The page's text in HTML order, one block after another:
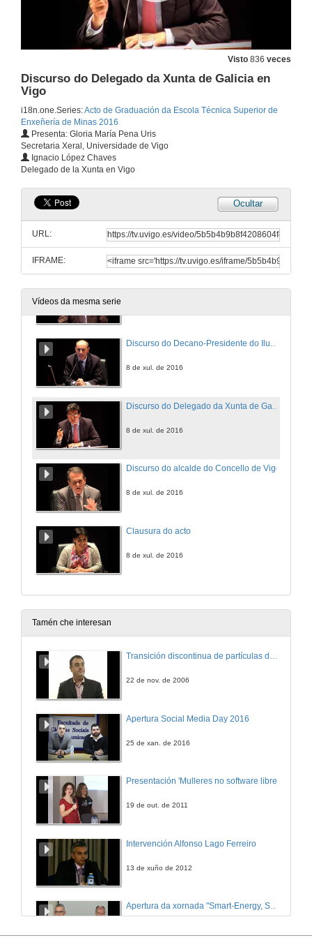
Visto 836 veces
Discurso do Delegado da Xunta de Galicia en
Vigo
i18n.one.Series:Acto de Graduación da Escola Técnica Superior de
Enxeñería de Minas 2016
Presenta: Gloria María Pena Uris
Secretaria Xeral, Universidade de Vigo
Ignacio López Chaves
Delegado de la Xunta en Vigo
Ocultar
URL:
IFRAME:
Vídeos da mesma serie
Entrega de orlas por parte do alumnado
8 de xul. de 2016
Discurso do Decano-Presidente do Ilustre Colexio Oficial de Enxeñeiros de Minas do Noroeste
8 de xul. de 2016
8 de xul. de 2016
Discurso do alcalde do Concello de Vigo
8 de xul. de 2016
Clausura do acto
8 de xul. de 2016
Tamén che interesan
Transición discontinua de partículas de microgel termosensible
22 de nov. de 2006
Apertura Social Media Day 2016
25 de xan. de 2016
Presentación 'Mulleres no software libre'
19 de out. de 2011
Intervención Alfonso Lago Ferreiro
13 de xuño de 2012
Apertura da xornada "Smart-Energy, Smart-City"